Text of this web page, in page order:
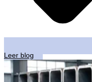
Leer blog